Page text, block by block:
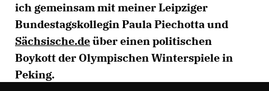
ich gemeinsam mit meiner Leipziger
Bundestagskollegin Paula Piechotta und
Sächsische.deüber einen politischen
Boykott der Olympischen Winterspiele in
Peking.